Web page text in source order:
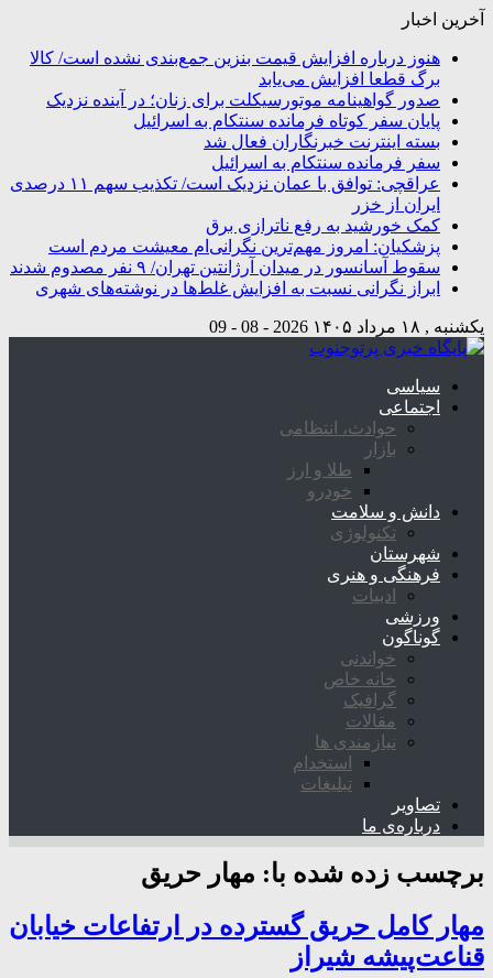
آخرین اخبار
هنوز درباره افزایش قیمت بنزین جمع‌بندی نشده است/ کالا
برگ قطعا افزایش می‌یابد
صدور گواهینامه موتورسیکلت برای زنان؛ در آینده نزدیک
پایان سفر کوتاه فرمانده سنتکام به اسرائیل
بسته اینترنت خبرنگاران فعال شد
سفر فرمانده سنتکام به اسرائیل
عراقچی: توافق با عمان نزدیک است/ تکذیب سهم ۱۱ درصدی
ایران از خزر
کمک خورشید به رفع ناترازی برق
پزشکیان: امروز مهم‌ترین نگرانی‌ام معیشت مردم است
سقوط آسانسور در میدان آرژانتین تهران/ ۹ نفر مصدوم شدند
ابراز نگرانی نسبت به افزایش غلط‌ها در نوشته‌های شهری
یکشنبه , ۱۸ مرداد ۱۴۰۵ 2026 - 08 - 09
سیاسی
اجتماعی
حوادث، انتظامی
بازار
طلا و ارز
خودرو
دانش و سلامت
تکنولوژی
شهرستان
فرهنگی و هنری
ادبیات
ورزشی
گوناگون
خواندنی
خانه خاص
گرافیک
مقالات
نیازمندی ها
استخدام
تبلیغات
تصاویر
درباره‌ی ما
برچسب زده شده با: مهار حریق
مهار کامل حریق گسترده در ارتفاعات خیابان
قناعت‌پیشه شیراز